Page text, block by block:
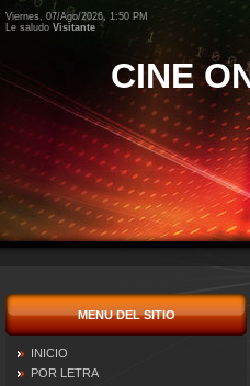
Viernes, 07/Ago/2026, 1:50 PM
Le saludo Visitante
CINE
MENU DEL SITIO
INICIO
POR LETRA